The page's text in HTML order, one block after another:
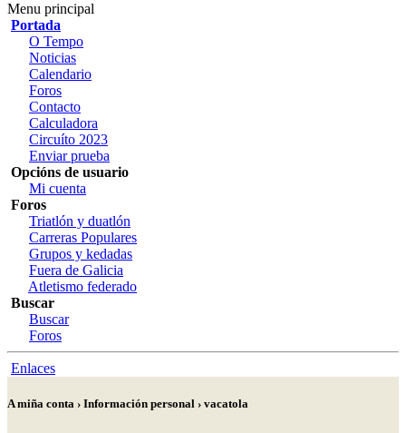
Menu principal
Portada
O Tempo
Noticias
Calendario
Foros
Contacto
Calculadora
Circuíto 2023
Enviar prueba
Opcións de usuario
Mi cuenta
Foros
Triatlón y duatlón
Carreras Populares
Grupos y kedadas
Fuera de Galicia
Atletismo federado
Buscar
Buscar
Foros
Enlaces
A miña conta › Información personal › vacatola